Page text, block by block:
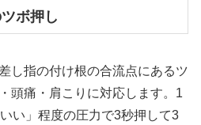
ボ押し
し指の付け根の合流点にあるツ
頭痛・肩こりに対応します。1
い」程度の圧力で3秒押して3